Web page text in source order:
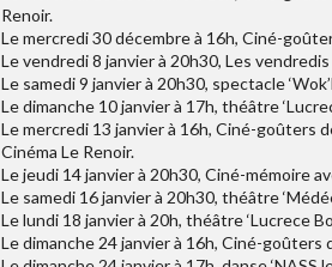
Renoir.
Le mercredi 30 décembre à 16h, Ciné-
Le vendredi 8 janvier à 20h30, Les
Le samedi 9 janvier à 20h30, spectacle
Le dimanche 10 janvier à 17h, théâtre
Le mercredi 13 janvier à 16h, Ciné-goûters
Cinéma Le Renoir.
Le jeudi 14 janvier à 20h30, Ciné-mémoire
Le samedi 16 janvier à 20h30, théâtre
Le lundi 18 janvier à 20h, théâtre ‘Lucrece
Le dimanche 24 janvier à 16h, Ciné-goûters